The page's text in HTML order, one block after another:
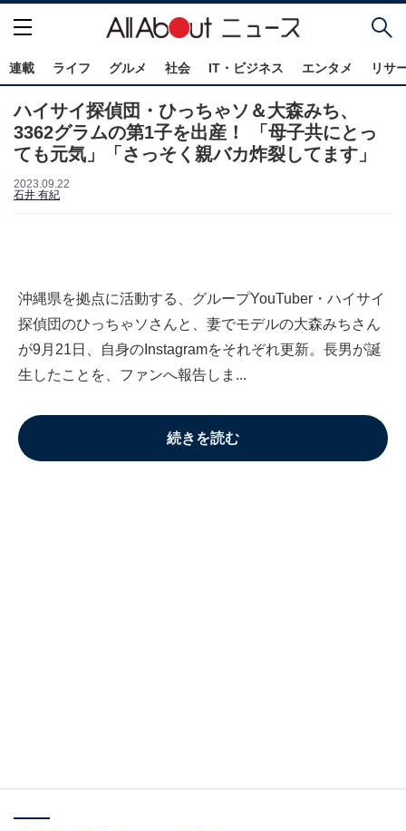
連載 ライフ グルメ 社会 IT・ビジネス エンタメ リサ
ハイサイ探偵団・ひっちゃソ＆大森みち、
3362グラムの第1子を出産！ 「母子共にとっ
ても元気」「さっそく親バカ炸裂してます」
2023.09.22
石井 有紀
沖縄県を拠点に活動する、グループYouTuber・ハイサイ
探偵団のひっちゃソさんと、妻でモデルの大森みちさん
が9月21日、自身のInstagramをそれぞれ更新。長男が誕
生したことを、ファンへ報告しま...
続きを読む